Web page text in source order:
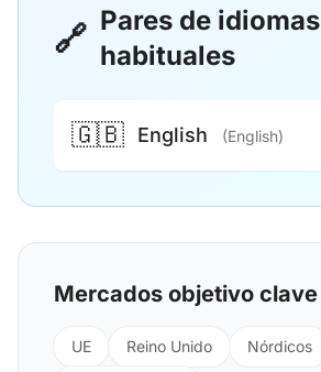
🔗 Pares de idiomas
habituales
🇬🇧 English (English)
Mercados objetivo clave
UE Reino Unido Nórdicos